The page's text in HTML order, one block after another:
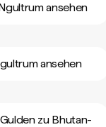
ansehen
ansehen
zu Bhutan-